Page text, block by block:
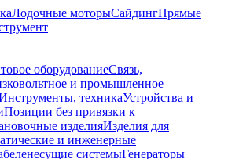
Лодочные моторыСайдингПрямые
оборудованиеСвязь,
и промышленное
техникаУстройства и
Позиции без привязки к
изделияИзделия для
и инженерные
системыГенераторы